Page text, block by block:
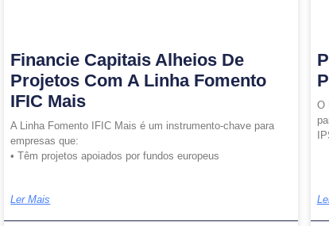
Financie Capitais Alheios De
Projetos Com A Linha Fomento
IFIC Mais
A Linha Fomento IFIC Mais é um instrumento-chave para
empresas que:
• Têm projetos apoiados por fundos europeus
Ler Mais
O